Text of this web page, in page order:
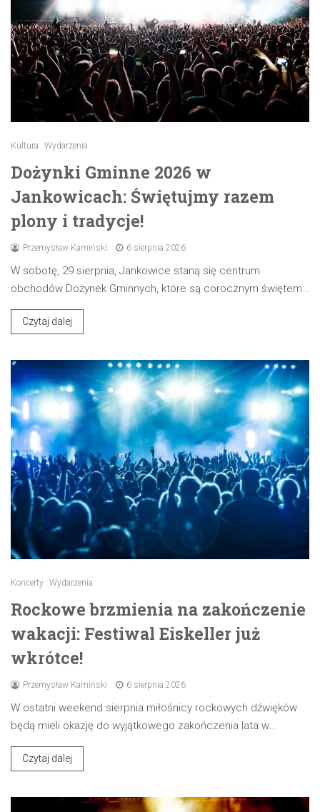
Kultura Wydarzenia
Dożynki Gminne 2026 w
Jankowicach: Świętujmy razem
plony i tradycje!
Przemysław Kamiński 6 sierpnia 2026
W sobotę, 29 sierpnia, Jankowice staną się centrum
obchodów Dożynek Gminnych, które są corocznym świętem…
Czytaj dalej
Koncerty Wydarzenia
Rockowe brzmienia na zakończenie
wakacji: Festiwal Eiskeller już
wkrótce!
Przemysław Kamiński 6 sierpnia 2026
W ostatni weekend sierpnia miłośnicy rockowych dźwięków
będą mieli okazję do wyjątkowego zakończenia lata w…
Czytaj dalej